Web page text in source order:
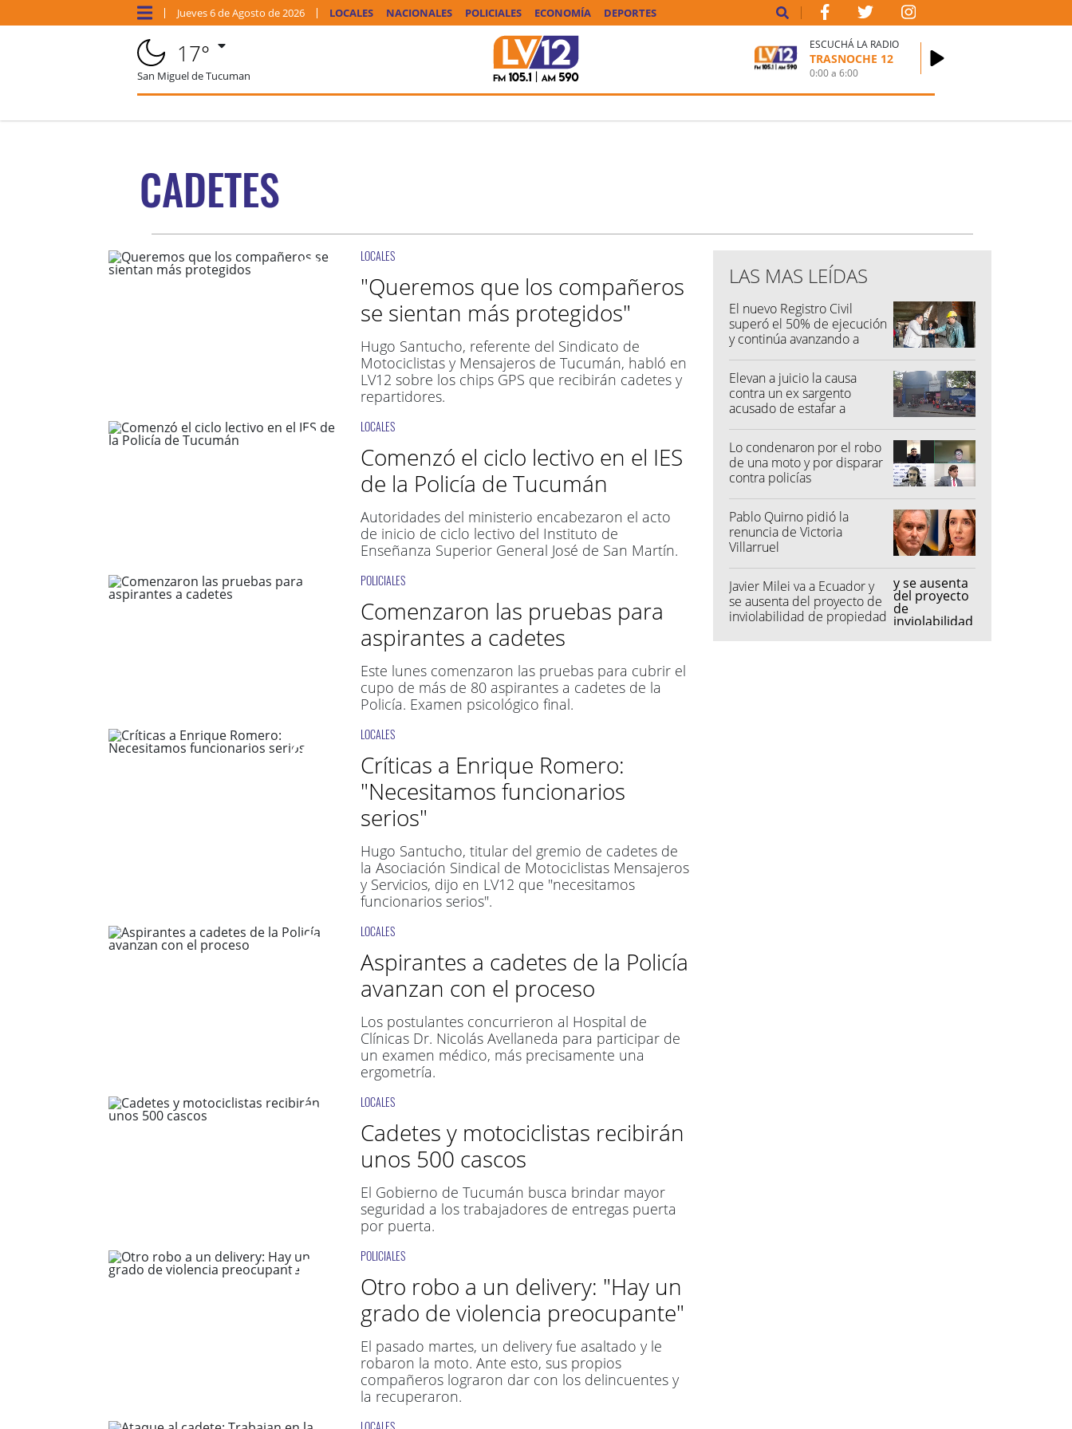
Jueves6 deAgosto de 2026 LOCALES NACIONALES POLICIALES ECONOMÍA DEPORTES
17°
San Miguel de Tucuman
ESCUCHÁ LA RADIO
TRASNOCHE 12
0:00a6:00
CADETES
LOCALES
"Queremos que los compañeros
se sientan más protegidos"
Hugo Santucho, referente del Sindicato de
Motociclistas y Mensajeros de Tucumán, habló en
LV12 sobre los chips GPS que recibirán cadetes y
repartidores.
LOCALES
Comenzó el ciclo lectivo en el IES
de la Policía de Tucumán
Autoridades del ministerio encabezaron el acto
de inicio de ciclo lectivo del Instituto de
Enseñanza Superior General José de San Martín.
POLICIALES
Comenzaron las pruebas para
aspirantes a cadetes
Este lunes comenzaron las pruebas para cubrir el
cupo de más de 80 aspirantes a cadetes de la
Policía. Examen psicológico final.
LOCALES
Críticas a Enrique Romero:
"Necesitamos funcionarios
serios"
Hugo Santucho, titular del gremio de cadetes de
la Asociación Sindical de Motociclistas Mensajeros
y Servicios, dijo en LV12 que "necesitamos
funcionarios serios".
LOCALES
Aspirantes a cadetes de la Policía
avanzan con el proceso
Los postulantes concurrieron al Hospital de
Clínicas Dr. Nicolás Avellaneda para participar de
un examen médico, más precisamente una
ergometría.
LOCALES
Cadetes y motociclistas recibirán
unos 500 cascos
El Gobierno de Tucumán busca brindar mayor
seguridad a los trabajadores de entregas puerta
por puerta.
POLICIALES
Otro robo a un delivery: "Hay un
grado de violencia preocupante"
El pasado martes, un delivery fue asaltado y le
robaron la moto. Ante esto, sus propios
compañeros lograron dar con los delincuentes y
la recuperaron.
LAS MAS LEÍDAS
El nuevo Registro Civil
superó el 50% de ejecución
y continúa avanzando a
Elevan a juicio la causa
contra un ex sargento
acusado de estafar a
Lo condenaron por el robo
de una moto y por disparar
contra policías
Pablo Quirno pidió la
renuncia de Victoria
Villarruel
Javier Milei va a Ecuador y
se ausenta del proyecto de
inviolabilidad de propiedad